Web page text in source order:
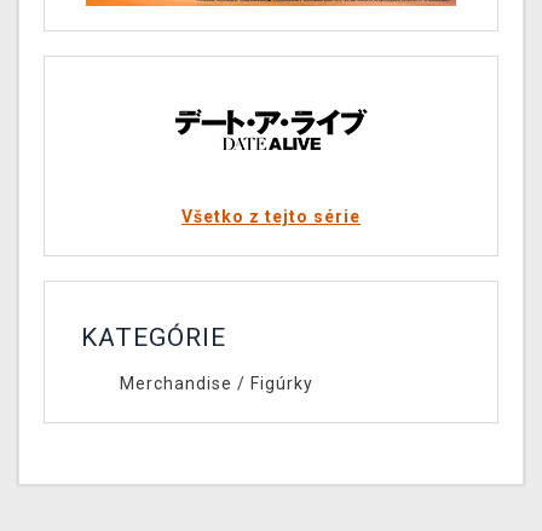
Všetko z tejto série
KATEGÓRIE
Merchandise / Figúrky